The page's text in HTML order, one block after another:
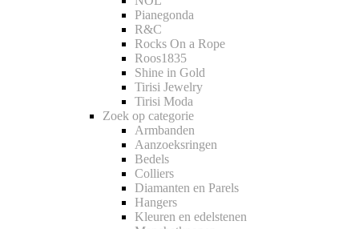
Pianegonda
R&C
Rocks On a Rope
Roos1835
Shine in Gold
Tirisi Jewelry
Tirisi Moda
Zoek op categorie
Armbanden
Aanzoeksringen
Bedels
Colliers
Diamanten en Parels
Hangers
Kleuren en edelstenen